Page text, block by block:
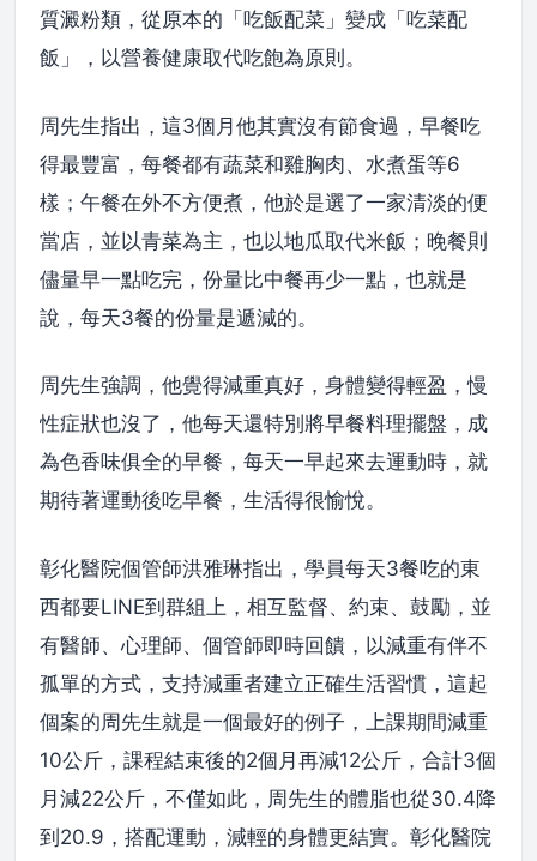
質澱粉類，從原本的「吃飯配菜」變成「吃菜配
飯」，以營養健康取代吃飽為原則。
周先生指出，這3個月他其實沒有節食過，早餐吃
得最豐富，每餐都有蔬菜和雞胸肉、水煮蛋等6
樣；午餐在外不方便煮，他於是選了一家清淡的便
當店，並以青菜為主，也以地瓜取代米飯；晚餐則
儘量早一點吃完，份量比中餐再少一點，也就是
說，每天3餐的份量是遞減的。
周先生強調，他覺得減重真好，身體變得輕盈，慢
性症狀也沒了，他每天還特別將早餐料理擺盤，成
為色香味俱全的早餐，每天一早起來去運動時，就
期待著運動後吃早餐，生活得很愉悅。
彰化醫院個管師洪雅琳指出，學員每天3餐吃的東
西都要LINE到群組上，相互監督、約束、鼓勵，並
有醫師、心理師、個管師即時回饋，以減重有伴不
孤單的方式，支持減重者建立正確生活習慣，這起
個案的周先生就是一個最好的例子，上課期間減重
10公斤，課程結束後的2個月再減12公斤，合計3個
月減22公斤，不僅如此，周先生的體脂也從30.4降
到20.9，搭配運動，減輕的身體更結實。彰化醫院